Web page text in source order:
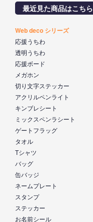
最近見た商品はこちら
Web deco シリーズ
応援うちわ
透明うちわ
応援ボード
メガホン
切り文字ステッカー
アクリルペンライト
キンブレシート
ミックスペンラシート
ゲートフラッグ
タオル
Tシャツ
バッグ
缶バッジ
ネームプレート
スタンプ
ステッカー
お名前シール